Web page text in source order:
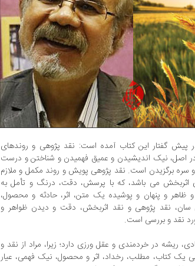
پیش گفتار این کتاب آمده است: نقد پژوهی و روندهای
اصل، نیک اندیشیدن و عمیق فهمیدن و شناختن و درست
سره برگزیدن است. نقد پژوهی پویش و روند مکمل و ملازم
اثربخش می باشد، که با پرسش، دقت، درنگ و تأمل به
ظاهر و پنهان و پوشیده یک متن، اثر، حادثه و محصول،
سان، نقد پژوهی و نقد اثربخش، دقت و دیدن ظواهر و
نقد و بررسی است.
ریشه در خردمندی و عقل ورزی دارد؛ زیرا، مراد از نقد و
کتاب، مطلب، رخداد، اثر و محصول، نیک فهمی، عیار